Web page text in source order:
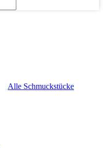
Alle Schmuckstücke